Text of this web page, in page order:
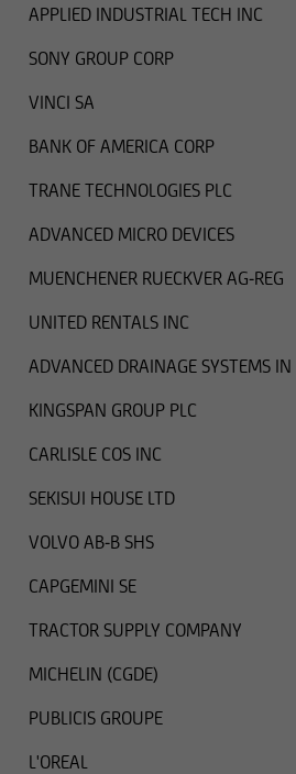
APPLIED INDUSTRIAL TECH INC
SONY GROUP CORP
VINCI SA
BANK OF AMERICA CORP
TRANE TECHNOLOGIES PLC
ADVANCED MICRO DEVICES
MUENCHENER RUECKVER AG-REG
UNITED RENTALS INC
ADVANCED DRAINAGE SYSTEMS IN
KINGSPAN GROUP PLC
CARLISLE COS INC
SEKISUI HOUSE LTD
VOLVO AB-B SHS
CAPGEMINI SE
TRACTOR SUPPLY COMPANY
MICHELIN (CGDE)
PUBLICIS GROUPE
L'OREAL